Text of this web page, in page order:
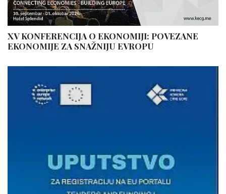
XV KONFERENCIJA O EKONOMIJI: POVEZANE
EKONOMIJE ZA SNAŽNIJU EVROPU